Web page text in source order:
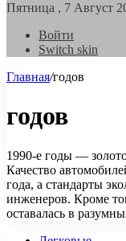
Пятница , 7 Август
Войти
Switch skin
Главная/годов
годов
1990-е годы —
Качество
года, а стандарты
инженеров. Кроме
оставалась в